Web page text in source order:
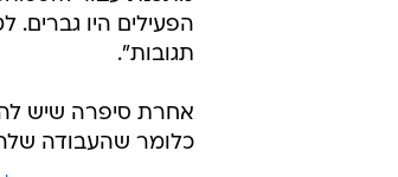
הפעילים היו גברים.
תגובות".
אחרת סיפרה שיש לה
כלומר שהעבודה